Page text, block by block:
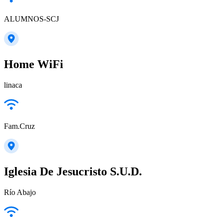
ALUMNOS-SCJ
Home WiFi
linaca
Fam.Cruz
Iglesia De Jesucristo S.U.D.
Río Abajo